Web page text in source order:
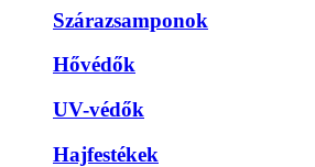
Szárazsamponok
Hővédők
UV-védők
Hajfestékek